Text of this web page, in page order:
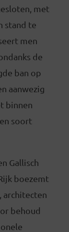
met
stand te
men
de
ban op
aanwezig
binnen
soort
Gallisch
boezemt
architecten
behoud